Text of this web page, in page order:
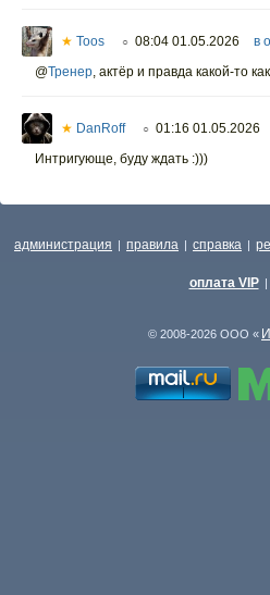
★ Toos ○ 08:04 01.05.2026 в
@Тренер, актёр и правда какой-то
★ DanRoff ○ 01:16 01.05.2026
Интригующе, буду ждать :)))
администрация | правила | справка |
оплата VIP |
© 2008-2026 ООО «